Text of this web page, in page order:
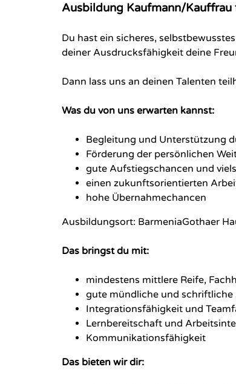
Ausbildung Kaufmann/
Du hast ein sicheres,
deiner Ausdrucksfähigkeit deine
Dann lass uns an deinen Talenten
Was du von uns erwarten kannst:
Begleitung und Unterstützung
Förderung der persönlichen
gute Aufstiegschancen und
einen zukunftsorientierten
hohe Übernahmechancen
Ausbildungsort: BarmeniaGothaer
Das bringst du mit:
mindestens mittlere Reife,
gute mündliche und
Integrationsfähigkeit und
Lernbereitschaft und
Kommunikationsfähigkeit
Das bieten wir dir: